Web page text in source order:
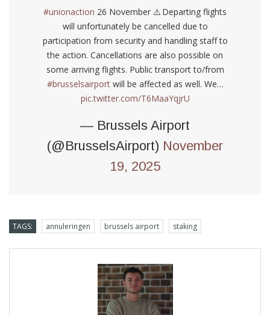
#unionaction 26 November ⚠️ Departing flights
will unfortunately be cancelled due to
participation from security and handling staff to
the action. Cancellations are also possible on
some arriving flights. Public transport to/from
#brusselsairportwill be affected as well. We…
pic.twitter.com/T6MaaYqjrU
— Brussels Airport
(@BrusselsAirport) November
19, 2025
TAGS: annuleringen brussels airport staking